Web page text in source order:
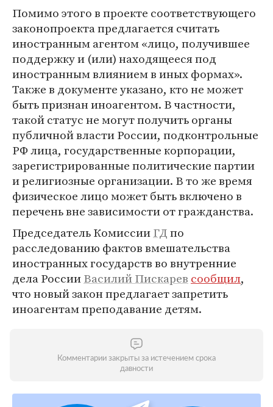
Помимо этого в проекте соответствующего
законопроекта предлагается считать
иностранным агентом «лицо, получившее
поддержку и (или) находящееся под
иностранным влиянием в иных формах».
Также в документе указано, кто не может
быть признан иноагентом. В частности,
такой статус не могут получить органы
публичной власти России, подконтрольные
РФ лица, государственные корпорации,
зарегистрированные политические партии
и религиозные организации. В то же время
физическое лицо может быть включено в
перечень вне зависимости от гражданства.
Председатель КомиссииГДпо
расследованию фактов вмешательства
иностранных государств во внутренние
дела РоссииВасилий Пискарев сообщил,
что новый закон предлагает запретить
иноагентам преподавание детям.
Комментарии закрыты за истечением срока
давности